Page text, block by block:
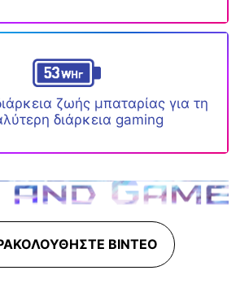
ζωής μπαταρίας για τη
διάρκεια gaming
ΒΊΝΤΕΟ